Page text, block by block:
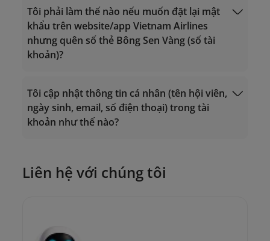
Email:
vip.lotusmiles@vietnamairlines.com
(dành cho hội viên Triệu Dặm, Bạch
Kim, Vàng);
ký);
2. Liên hệchi nhánh của Vietnam Airlines
được hướng dẫn trực tiếp.
vip.lotusmiles@vietnamairlines.com
(dành cho hội viên Triệu Dặm, Bạch
Kim, Vàng);
lotusmiles@vietnamairlines.com
2. Liên hệchi nhánh của Vietnam Airlinesđể
được hướng dẫn trực tiếp.
Đổi dặm lấy vé
thưởng.
Tôi phải làm thế nào nếu muốn đặt lại mật
khẩu trên website/app Vietnam Airlines
nhưng quên số thẻ Bông Sen Vàng (số tài
khoản)?
Đăng nhập
Tôi cập nhật thông tin cá nhân (tên hội viên,
ngày sinh, email, số điện thoại) trong tài
khoản như thế nào?
Liên hệ với chúng tôi